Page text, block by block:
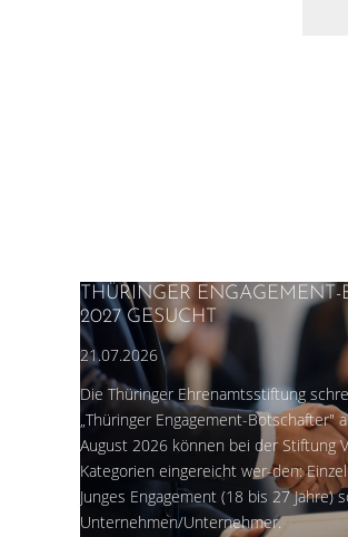
THÜRINGER ENGAGEMENT-
2027 GESUCHT
21.07.2026
Die Thüringer Ehrenamtsstiftung
„Thüringer Engagement-Botschafter"
August 2026 können bei der Stiftung
Kategorien eingereicht wer-den:
Junges Engagement (18 bis 27 Jahre)
Unternehmen/Unternehmer.